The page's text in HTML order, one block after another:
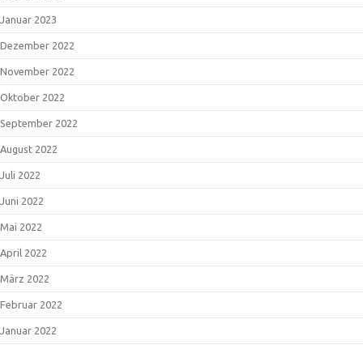
Januar 2023
Dezember 2022
November 2022
Oktober 2022
September 2022
August 2022
Juli 2022
Juni 2022
Mai 2022
April 2022
März 2022
Februar 2022
Januar 2022